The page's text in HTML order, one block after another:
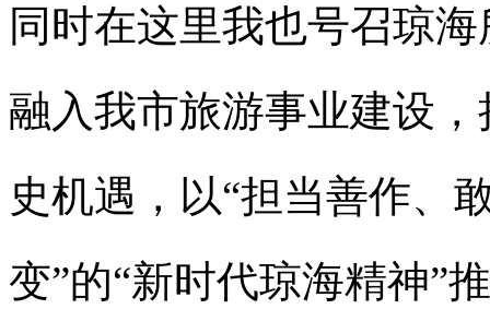
同时在这里我也号召琼
融入我市旅游事业建设
史机遇，以“担当善作、
变”的“新时代琼海精神”